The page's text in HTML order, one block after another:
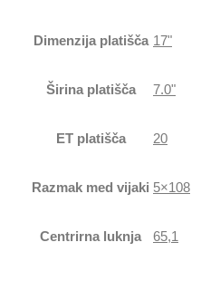
Dimenzija platišča 17"
Širina platišča 7.0"
ET platišča 20
Razmak med vijaki 5×108
Centrirna luknja 65,1